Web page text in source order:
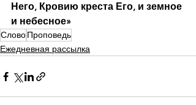
Него, Кровию креста Его, и земное
и небесное»
СловоПроповедь
Ежедневная рассылка